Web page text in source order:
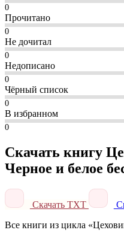
0
Прочитано
0
Не дочитал
0
Недописано
0
Чёрный список
0
В избранном
0
Скачать книгу
Черное и белое
Скачать TXT
Все книги из цикла